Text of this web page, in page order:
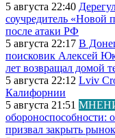
5 августа 22:40
соучредитель «Новой
после атаки РФ
5 августа 22:17 В
поисковик Алексей
лет возвращал домой
5 августа 22:12 Lviv
Калифорнии
5 августа 21:51
обороноспособности:
призвал закрыть